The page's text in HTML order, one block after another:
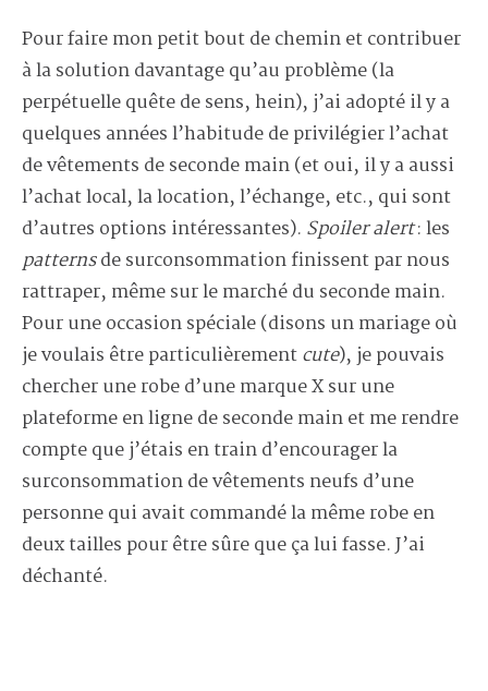
Pour faire mon petit bout de chemin et contribuer
à la solution davantage qu’au problème (la
perpétuelle quête de sens, hein), j’ai adopté il y a
quelques années l’habitude de privilégier l’achat
de vêtements de seconde main (et oui, il y a aussi
l’achat local, la location, l’échange, etc., qui sont
d’autres options intéressantes). Spoiler alert: les
patternsde surconsommation finissent par nous
rattraper, même sur le marché du seconde main.
Pour une occasion spéciale (disons un mariage où
je voulais être particulièrementcute), je pouvais
chercher une robe d’une marque X sur une
plateforme en ligne de seconde main et me rendre
compte que j’étais en train d’encourager la
surconsommation de vêtements neufs d’une
personne qui avait commandé la même robe en
deux tailles pour être sûre que ça lui fasse. J’ai
déchanté.